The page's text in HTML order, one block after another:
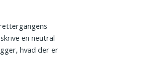
en neutral
hvad der er